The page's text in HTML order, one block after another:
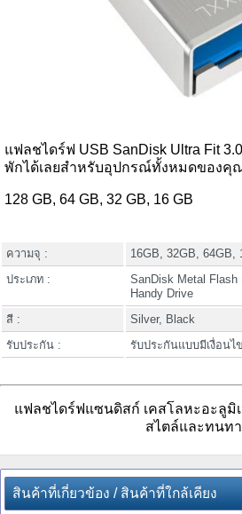
แฟลชไดร์ฟ USB SanDisk Ultra Fit
พักได้เลยสำหรับอุปกรณ์ทั้งหมดของคุ
128 GB, 64 GB, 32 GB, 16 GB
ความจุ :
16GB, 32GB, 64GB,
ประเภท :
SanDisk Metal Flash
Handy Drive
สี :
Silver, Black
รับประกัน :
รับประกันแบบมีเงื่อนไ
แฟลชไดร์ฟแซนดิสก์ เคสโลหะอะลูมิ
สไตล์และทนท
สินค้าที่เกี่ยวข้อง / สินค้าที่ใกล้เคียง